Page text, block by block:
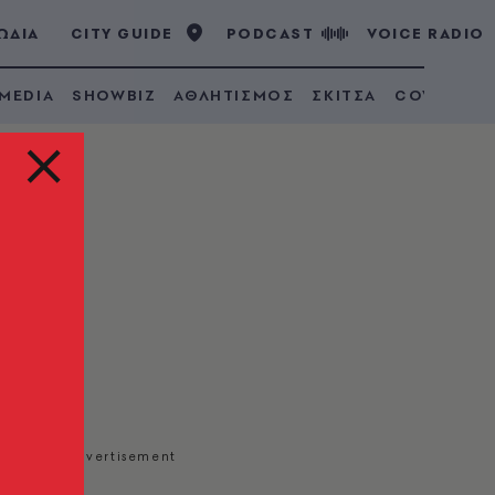
CITY GUIDE PODCAST VOICE RADIO
SHOWBIZ ΑΘΛΗΤΙΣΜΟΣ ΣΚΙΤΣΑ COVID 19